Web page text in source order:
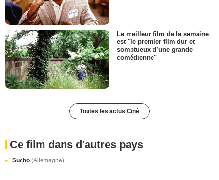
Le meilleur film de la semaine
est "le premier film dur et
somptueux d’une grande
comédienne"
Toutes les actus Ciné
Ce film dans d'autres pays
Sucho (Allemagne)